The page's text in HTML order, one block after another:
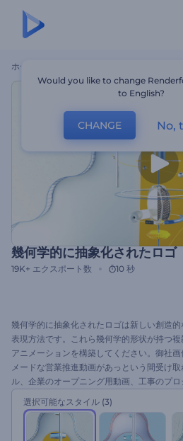
ホーム
幾何学的に抽象化されたロゴ
19K+ エクスポート数 10 秒
幾何学的に抽象化されたロゴは新しい創造
表現方法です。これら幾何学的形状が持つ
アニメーションを構築してください。御社
メードな営業推進動画があっという間受け
ル、企業のオープニング用動画、工事のプ
ン、ウェブサイトなどに最適です。今すぐお
選択可能なスタイル (3)
Would you like to change
to English?
CHANGE No,